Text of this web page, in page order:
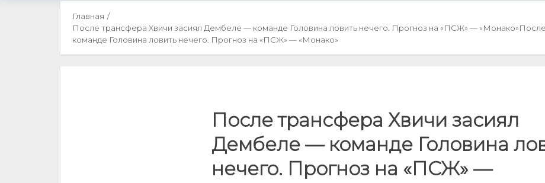
Главная
После трансфера Хвичи засиял Дембеле — команде Головина ловить нечего. Прогноз на «ПСЖ» — «Монако»
команде Головина ловить нечего. Прогноз на «ПСЖ» — «Монако»
После трансфера Хвичи засиял
Дембеле — команде Головина
нечего. Прогноз на «ПСЖ» —